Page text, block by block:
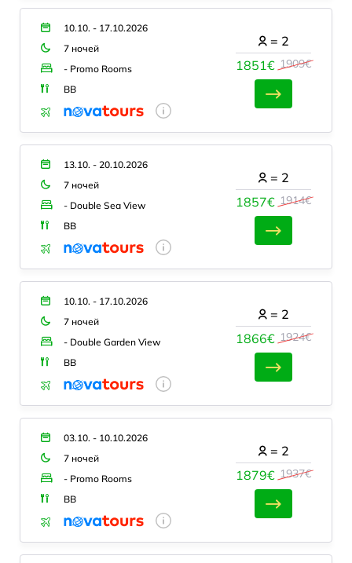
10.10. - 17.10.2026
7 ночей
- Promo Rooms
BB
1851€ 1909€
= 2
13.10. - 20.10.2026
7 ночей
- Double Sea View
BB
1857€ 1914€
= 2
10.10. - 17.10.2026
7 ночей
- Double Garden View
BB
1866€ 1924€
= 2
03.10. - 10.10.2026
7 ночей
- Promo Rooms
BB
1879€ 1937€
= 2